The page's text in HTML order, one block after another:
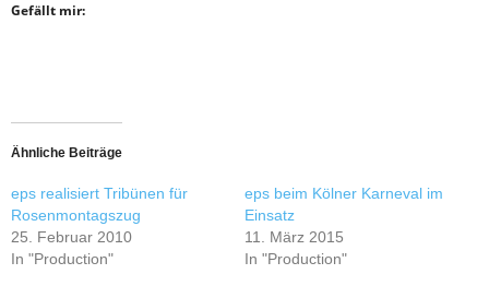
Gefällt mir:
Ähnliche Beiträge
eps realisiert Tribünen für
Rosenmontagszug
25. Februar 2010
In "Production"
eps beim Kölner Karneval im
Einsatz
11. März 2015
In "Production"